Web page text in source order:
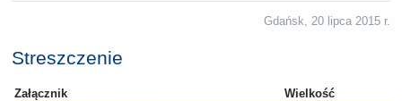
Gdańsk, 20 lipca 2015 r.
Streszczenie
Załącznik
Wielkość